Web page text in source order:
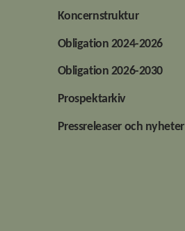
Koncernstruktur
Obligation 2024-2026
Obligation 2026-2030
Prospektarkiv
Pressreleaser och nyheter